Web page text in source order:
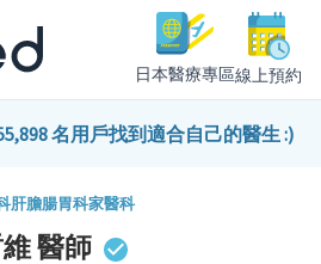
日本醫療專區線上預約
名用戶找到適合自己的醫生 :)
肝膽腸胃科家醫科
醫師